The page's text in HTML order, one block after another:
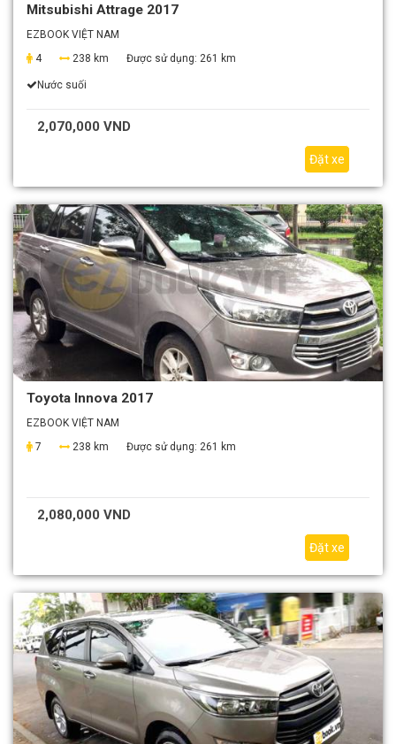
Mitsubishi Attrage 2017
EZBOOK VIỆT NAM
4
238 km Được sử dụng: 261 km
Nước suối
2,070,000 VND
Đặt xe
Toyota Innova 2017
EZBOOK VIỆT NAM
7
238 km Được sử dụng: 261 km
2,080,000 VND
Đặt xe